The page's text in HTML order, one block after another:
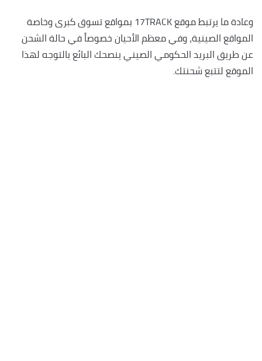
وعادة ما يرتبط موقع 17TRACK بمواقع تسوق كبرى وخاصة
المواقع الصينية، وفي معظم الأحيان خصوصاً في حالة الشحن
عن طريق البريد الحكومي الصيني ينصحك البائع بالتوجه لهذا
الموقع لتتبع شحنتك.